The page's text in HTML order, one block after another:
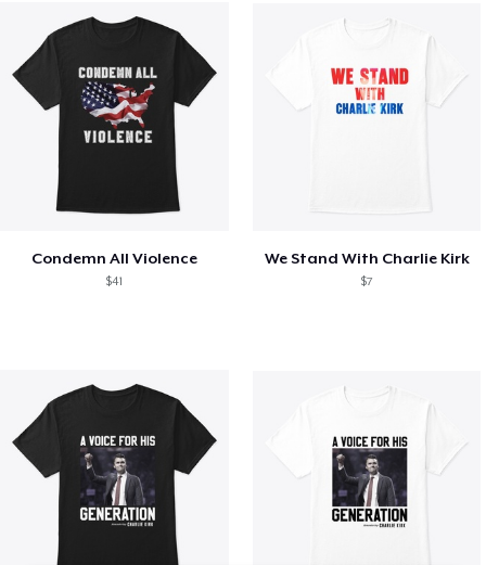
Condemn All Violence
$41
We Stand With Charlie Kirk
$7